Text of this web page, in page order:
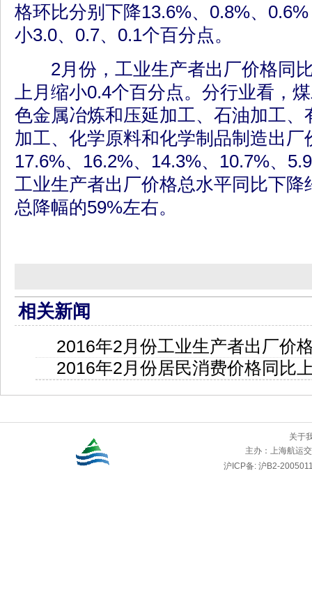
格环比分别下降13.6%、0.8%、
小3.0、0.7、0.1个百分点。
2月份，工业生产者出厂价格同比
上月缩小0.4个百分点。分行业看，
色金属冶炼和压延加工、石油加工、
加工、化学原料和化学制品制造出厂
17.6%、16.2%、14.3%、10.7%、
工业生产者出厂价格总水平同比下降
总降幅的59%左右。
相关新闻
2016年2月份工业生产者出厂价
2016年2月份居民消费价格同比
关于
主办： 上海航运
沪ICP备: 沪B2-